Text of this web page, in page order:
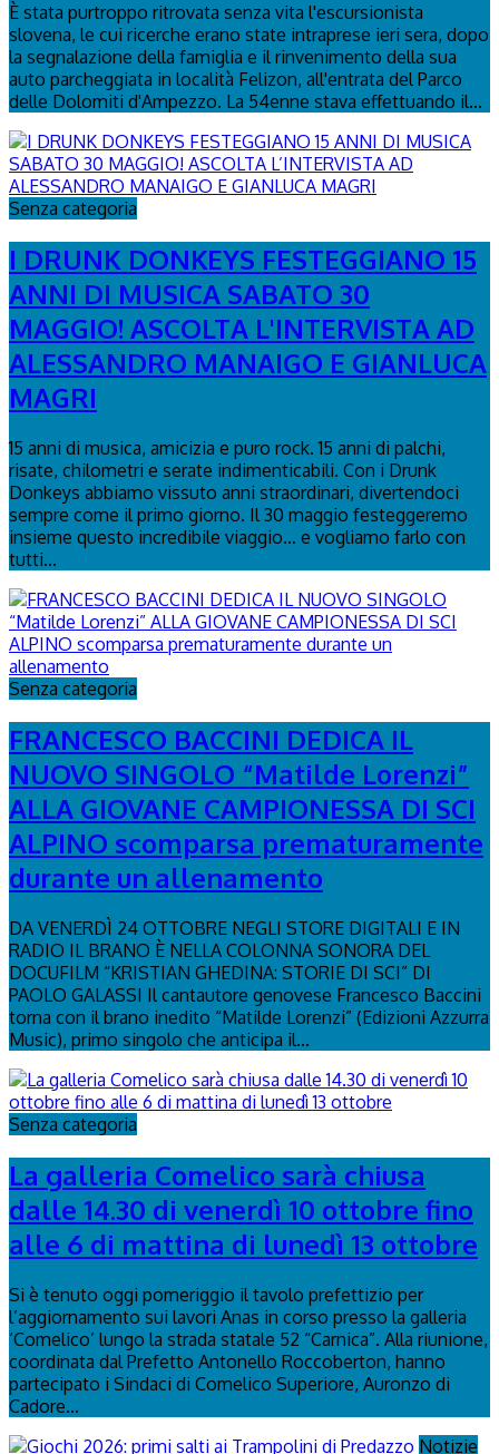
È stata purtroppo ritrovata senza vita l'escursionista
slovena, le cui ricerche erano state intraprese ieri sera, dopo
la segnalazione della famiglia e il rinvenimento della sua
auto parcheggiata in località Felizon, all'entrata del Parco
delle Dolomiti d'Ampezzo. La 54enne stava effettuando il...
Senza categoria
I DRUNK DONKEYS FESTEGGIANO 15
ANNI DI MUSICA SABATO 30
MAGGIO! ASCOLTA L'INTERVISTA AD
ALESSANDRO MANAIGO E GIANLUCA
MAGRI
15 anni di musica, amicizia e puro rock. 15 anni di palchi,
risate, chilometri e serate indimenticabili. Con i Drunk
Donkeys abbiamo vissuto anni straordinari, divertendoci
sempre come il primo giorno. Il 30 maggio festeggeremo
insieme questo incredibile viaggio… e vogliamo farlo con
tutti...
Senza categoria
FRANCESCO BACCINI DEDICA IL
NUOVO SINGOLO “Matilde Lorenzi”
ALLA GIOVANE CAMPIONESSA DI SCI
ALPINO scomparsa prematuramente
durante un allenamento
DA VENERDÌ 24 OTTOBRE NEGLI STORE DIGITALI E IN
RADIO IL BRANO È NELLA COLONNA SONORA DEL
DOCUFILM “KRISTIAN GHEDINA: STORIE DI SCI” DI
PAOLO GALASSI Il cantautore genovese Francesco Baccini
torna con il brano inedito “Matilde Lorenzi” (Edizioni Azzurra
Music), primo singolo che anticipa il...
Senza categoria
La galleria Comelico sarà chiusa
dalle 14.30 di venerdì 10 ottobre fino
alle 6 di mattina di lunedì 13 ottobre
Si è tenuto oggi pomeriggio il tavolo prefettizio per
l’aggiornamento sui lavori Anas in corso presso la galleria
‘Comelico’ lungo la strada statale 52 “Carnica”. Alla riunione,
coordinata dal Prefetto Antonello Roccoberton, hanno
partecipato i Sindaci di Comelico Superiore, Auronzo di
Cadore...
Notizie